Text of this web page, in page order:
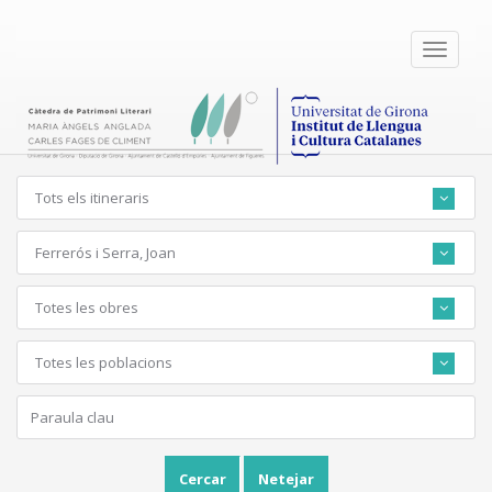
Toggle
Tots els itineraris
Ferrerós i Serra, Joan
Totes les obres
Totes les poblacions
Cercar Netejar